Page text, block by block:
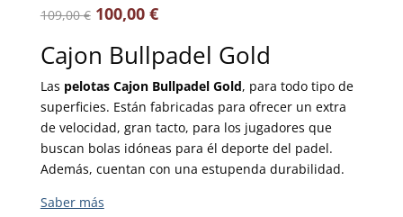
109,00€ 100,00 €
Cajon Bullpadel Gold
Las pelotas Cajon Bullpadel Gold, para todo tipo de
superficies. Están fabricadas para ofrecer un extra
de velocidad, gran tacto, para los jugadores que
buscan bolas idóneas para él deporte del padel.
Además, cuentan con una estupenda durabilidad.